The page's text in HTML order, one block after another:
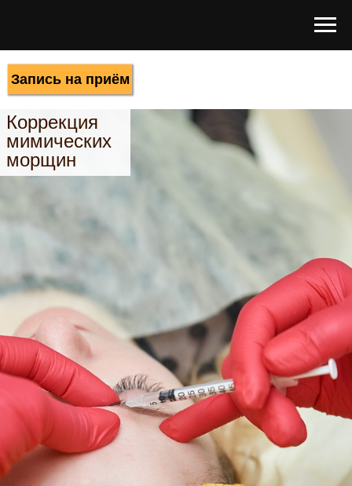
Запись на приём
Коррекция
мимических
морщин